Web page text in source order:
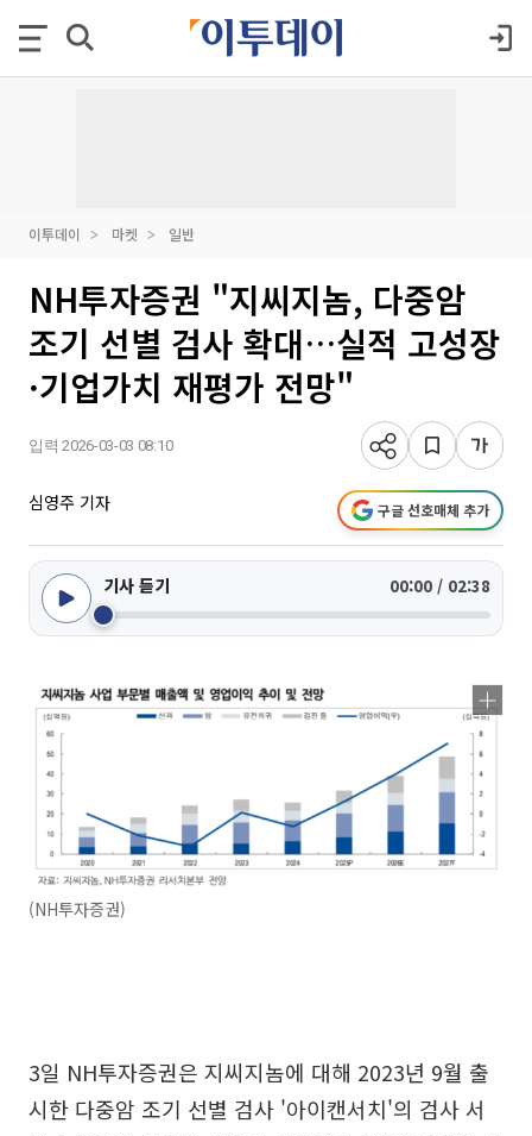
이투데이 마켓 일반
NH투자증권 "지씨지놈, 다중암
조기 선별 검사 확대…실적 고성장
·기업가치 재평가 전망"
입력 2026-03-03 08:10
심영주 기자 구글 선호매체 추가
기사 듣기 00:00 / 02:38
(NH투자증권)
3일 NH투자증권은 지씨지놈에 대해 2023년 9월 출
시한 다중암 조기 선별 검사 '아이캔서치'의 검사 서